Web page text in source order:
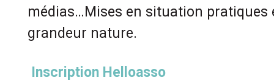
médias…Mises en situation pratiques
grandeur nature.
Inscription Helloasso